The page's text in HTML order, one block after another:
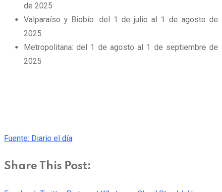
de 2025
Valparaíso y Biobío: del 1 de julio al 1 de agosto de
2025
Metropolitana: del 1 de agosto al 1 de septiembre de
2025
Fuente: Diario el día
Share This Post: